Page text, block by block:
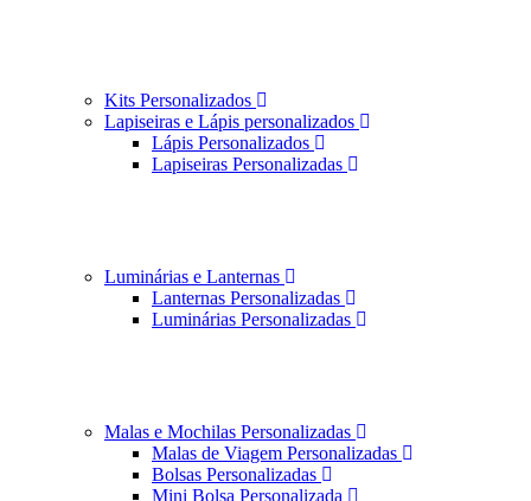
Kits Personalizados
Lapiseiras e Lápis personalizados
Lápis Personalizados
Lapiseiras Personalizadas
Luminárias e Lanternas
Lanternas Personalizadas
Luminárias Personalizadas
Malas e Mochilas Personalizadas
Malas de Viagem Personalizadas
Bolsas Personalizadas
Mini Bolsa Personalizada